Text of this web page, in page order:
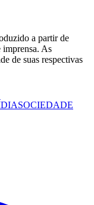
a partir de
imprensa. As
de suas respectivas
SOCIEDADE